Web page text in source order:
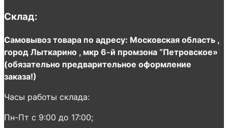
Склад:
Самовывоз товара по адресу: Московская область ,
город Лыткарино , мкр 6-й промзона “Петровское»
(обязательно предварительное оформление
заказа!)
Часы работы склада:
Пн-Пт с 9:00 до 17:00;